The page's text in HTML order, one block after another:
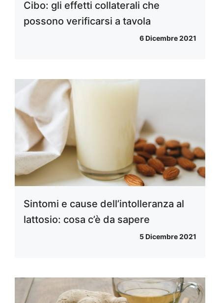
Cibo: gli effetti collaterali che
possono verificarsi a tavola
6 Dicembre 2021
Sintomi e cause dell’intolleranza al
lattosio: cosa c’è da sapere
5 Dicembre 2021